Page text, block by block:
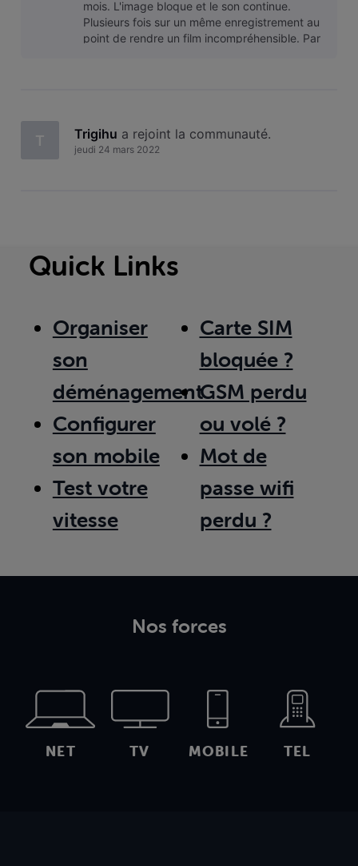
mois. L'image bloque et le son continue.
Plusieurs fois sur un même enregistrement au
point de rendre un film incompréhensible. Par
T Trigihu a rejoint la communauté.
jeudi 24 mars 2022
Quick Links
Organiser
son
déménagement
Configurer
son mobile
Test votre
vitesse
Carte SIM
bloquée ?
GSM perdu
ou volé ?
Mot de
passe wifi
perdu ?
Nos forces
NET TV MOBILE TEL